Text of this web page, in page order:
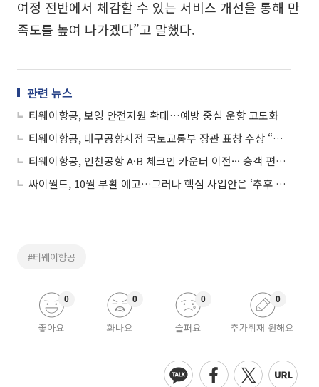
여정 전반에서 체감할 수 있는 서비스 개선을 통해 만
족도를 높여 나가겠다”고 말했다.
관련 뉴스
티웨이항공, 보잉 안전지원 확대…예방 중심 운항 고도화
티웨이항공, 대구공항지점 국토교통부 장관 표창 수상 “이용객 편의 증진”
티웨이항공, 인천공항 A·B 체크인 카운터 이전··· 승객 편의 강화
싸이월드, 10월 부활 예고…그러나 핵심 사업안은 ‘추후 공개’
#티웨이항공
좋아요
0
화나요
0
슬퍼요
0
추가취재 원해요
0